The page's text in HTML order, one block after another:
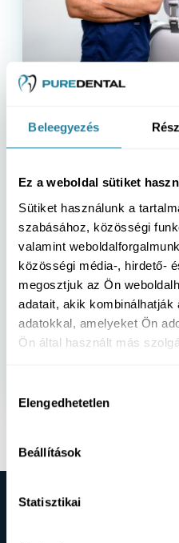
Beleegyezés
Ez a weboldal sütiket
Sütiket használunk a
szabásához, közösségi
valamint
közösségi média-, hirdető-
megosztjuk az Ön
adatait, akik kombinálhatják
adatokkal, amelyeket Ön
Ön által használt más
kiválasztása
Elengedhetetlen
Beállítások
Statisztikai
SZEMÉLYES
Kérdése van a
góckutatással
Személyes konzultáción
állapotát, lehetőségeit
következő lépéseket.
Személyre szabott
Érthető kezelési terv
Nyugodt, szakmai